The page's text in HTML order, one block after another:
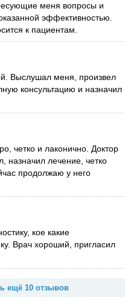
меня вопросы и
эффективностью.
к пациентам.
Выслушал меня, произвел
консультацию и назначил
четко и лаконично. Доктор
назначил лечение, четко
продолжаю у него
кое какие
Врач хороший, пригласил
ещё 10 отзывов